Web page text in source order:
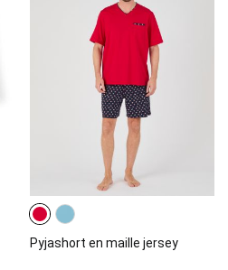
Pyjashort en maille jersey